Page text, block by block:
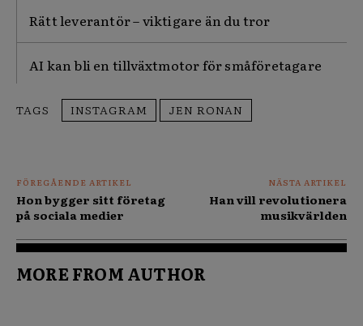
Rätt leverantör – viktigare än du tror
AI kan bli en tillväxtmotor för småföretagare
TAGS INSTAGRAM JEN RONAN
FÖREGÅENDE ARTIKEL
Hon bygger sitt företag
på sociala medier
NÄSTA ARTIKEL
Han vill revolutionera
musikvärlden
MORE FROM AUTHOR